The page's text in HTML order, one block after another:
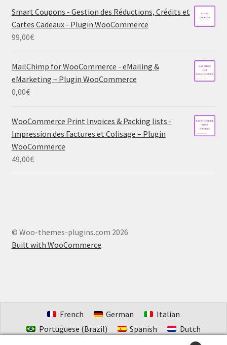
Smart Coupons - Gestion des Réductions, Crédits et
Cartes Cadeaux - Plugin WooCommerce
99,00€
MailChimp for WooCommerce - eMailing &
eMarketing – Plugin WooCommerce
0,00€
WooCommerce Print Invoices & Packing lists -
Impression des Factures et Colisage – Plugin
WooCommerce
49,00€
© Woo-themes-plugins.com 2026
Built with WooCommerce.
French German
Italian
Portuguese (Brazil)
Spanish
Dutch